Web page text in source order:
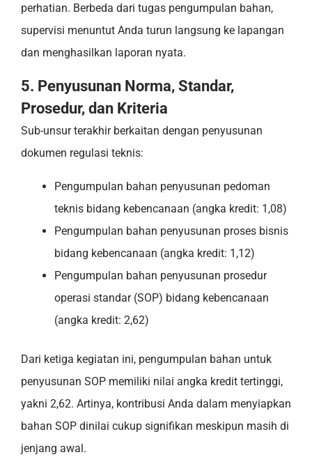
perhatian. Berbeda dari tugas pengumpulan bahan,
supervisi menuntut Anda turun langsung ke lapangan
dan menghasilkan laporan nyata.
5. Penyusunan Norma, Standar,
Prosedur, dan Kriteria
Sub-unsur terakhir berkaitan dengan penyusunan
dokumen regulasi teknis:
Pengumpulan bahan penyusunan pedoman
teknis bidang kebencanaan (angka kredit: 1,08)
Pengumpulan bahan penyusunan proses bisnis
bidang kebencanaan (angka kredit: 1,12)
Pengumpulan bahan penyusunan prosedur
operasi standar (SOP) bidang kebencanaan
(angka kredit: 2,62)
Dari ketiga kegiatan ini, pengumpulan bahan untuk
penyusunan SOP memiliki nilai angka kredit tertinggi,
yakni 2,62. Artinya, kontribusi Anda dalam menyiapkan
bahan SOP dinilai cukup signifikan meskipun masih di
jenjang awal.